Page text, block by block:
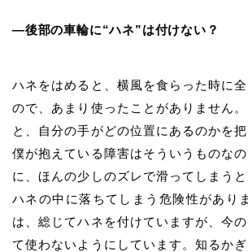
―後部の車輪に“ハネ”は付けない？
ハネをはめると、横風を食らった時に
ので、あまり使っ たことがありません
と、自分の手がどの位置にあるのかを把
僕が抱えている障害はそういうものな
に、ほんの少しのズレで滑ってしまう
ハネの中に落ちてしまう危険性があり
は、総じてハネを付けていますが、今
て使わないようにしています。知るか